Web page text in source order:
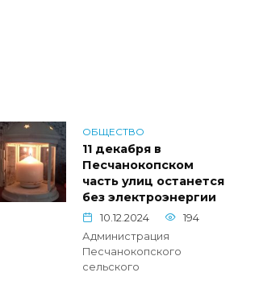
ОБЩЕСТВО
11 декабря в
Песчанокопском
часть улиц останется
без электроэнергии
10.12.2024
194
Администрация
Песчанокопского
сельского